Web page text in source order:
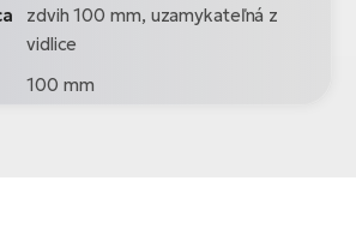
zdvih 100 mm, uzamykateľná z
vidlice
100 mm